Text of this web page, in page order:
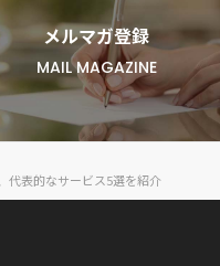
メルマガ登録
MAIL MAGAZINE
代表的なサービス5選を紹介